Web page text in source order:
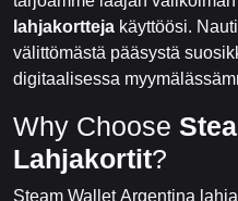
lahjakortteja käyttöösi.
välittömästä pääsystä
digitaalisessa
Why Choose
Lahjakortit?
Steam Wallet Argentina